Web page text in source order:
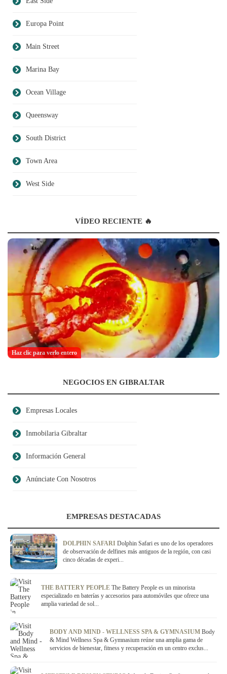
Europa Point
Main Street
Marina Bay
Ocean Village
Queensway
South District
Town Area
West Side
VÍDEO RECIENTE 🔥
Haz clic para verlo entero
NEGOCIOS EN GIBRALTAR
Empresas Locales
Inmobilaria Gibraltar
Información General
Anúnciate Con Nosotros
EMPRESAS DESTACADAS
DOLPHIN SAFARI Dolphin Safari es uno de los operadores
de observación de delfines más antiguos de la región, con casi
cinco décadas de experi...
THE BATTERY PEOPLE The Battery People es un minorista
especializado en baterías y accesorios para automóviles que ofrece una
amplia variedad de sol...
BODY AND MIND - WELLNESS SPA & GYMNASIUM Body
& Mind Wellness Spa & Gymnasium reúne una amplia gama de
servicios de bienestar, fitness y recuperación en un centro exclus...